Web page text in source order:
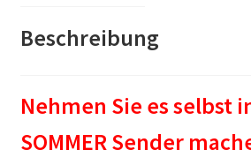
Beschreibung
Nehmen Sie es selbst
SOMMER Sender